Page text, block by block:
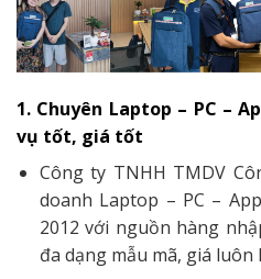
1. Chuyên Laptop – PC –
vụ tốt, giá tốt
Công ty TNHH TMDV
doanh Laptop – PC –
2012 với nguồn hàng
đa dạng mẫu mã, giá